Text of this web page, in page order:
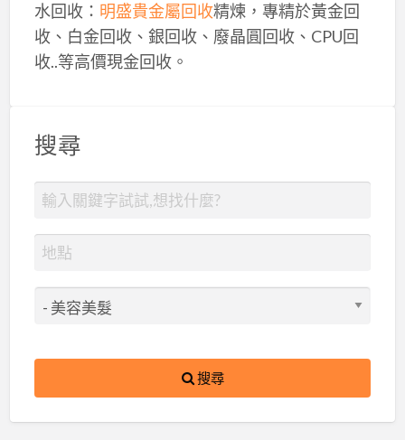
水回收： 明盛貴金屬回收精煉，專精於黃金回
收、白金回收、銀回收、廢晶圓回收、CPU回
收..等高價現金回收。
搜尋
搜尋